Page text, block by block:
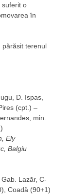
suferit o
în
părăsit terenul
D. Ispas,
(cpt.) –
min.
Ely
Balgiu
Lazăr, C-
Coadă (90+1)